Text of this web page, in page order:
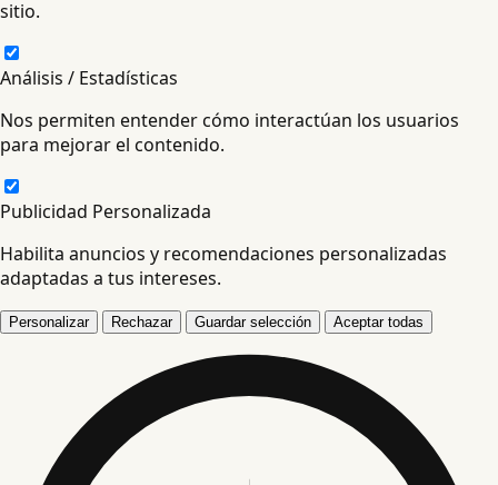
sitio.
Análisis / Estadísticas
Nos permiten entender cómo interactúan los usuarios
para mejorar el contenido.
Publicidad Personalizada
Habilita anuncios y recomendaciones personalizadas
adaptadas a tus intereses.
Personalizar Rechazar Guardar selección Aceptar todas